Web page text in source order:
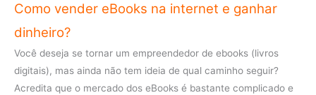
Como vender eBooks na internet e ganhar
dinheiro?
Você deseja se tornar um empreendedor de ebooks (livros
digitais), mas ainda não tem ideia de qual caminho seguir?
Acredita que o mercado dos eBooks é bastante complicado e